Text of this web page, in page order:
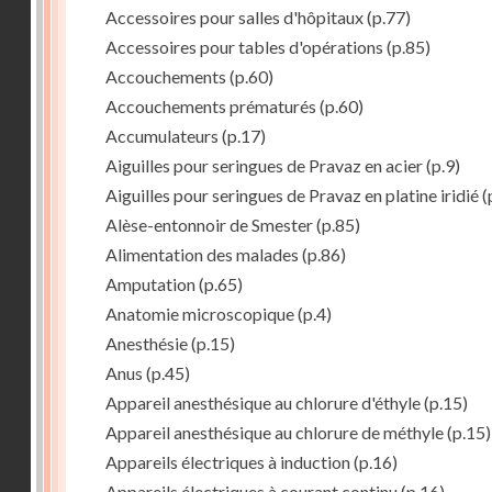
Accessoires pour salles d'hôpitaux(p.77)
Accessoires pour tables d'opérations (p.85)
Accouchements (p.60)
Accouchements prématurés (p.60)
Accumulateurs (p.17)
Aiguilles pour seringues de Pravaz en acier(p.9)
Aiguilles pour seringues de Pravaz en platine iridié
Alèse-entonnoir de Smester(p.85)
Alimentation des malades (p.86)
Amputation(p.65)
Anatomie microscopique(p.4)
Anesthésie(p.15)
Anus (p.45)
Appareil anesthésique au chlorure d'éthyle(p.15)
Appareil anesthésique au chlorure de méthyle(p.15)
Appareils électriques à induction(p.16)